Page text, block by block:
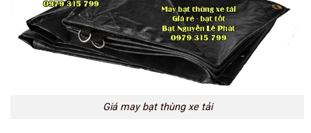
Giá may bạt thùng xe tải